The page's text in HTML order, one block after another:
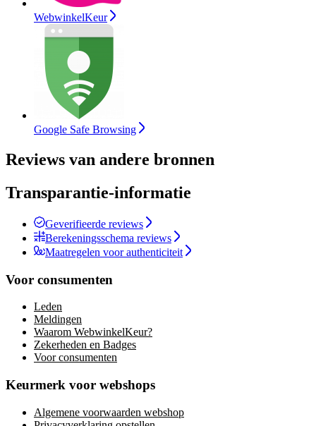
WebwinkelKeur
Google Safe Browsing
Reviews van andere bronnen
Transparantie-informatie
Geverifieerde reviews
Berekeningsschema reviews
Maatregelen voor authenticiteit
Voor consumenten
Leden
Meldingen
Waarom WebwinkelKeur?
Zekerheden en Badges
Voor consumenten
Keurmerk voor webshops
Algemene voorwaarden webshop